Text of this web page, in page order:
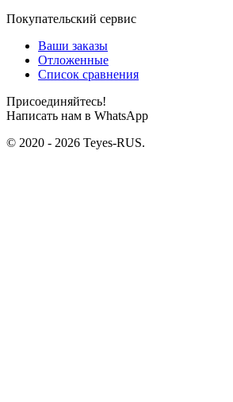
Покупательский сервис
Ваши заказы
Отложенные
Список сравнения
Присоединяйтесь!
Написать нам в WhatsApp
© 2020 - 2026 Teyes-RUS.